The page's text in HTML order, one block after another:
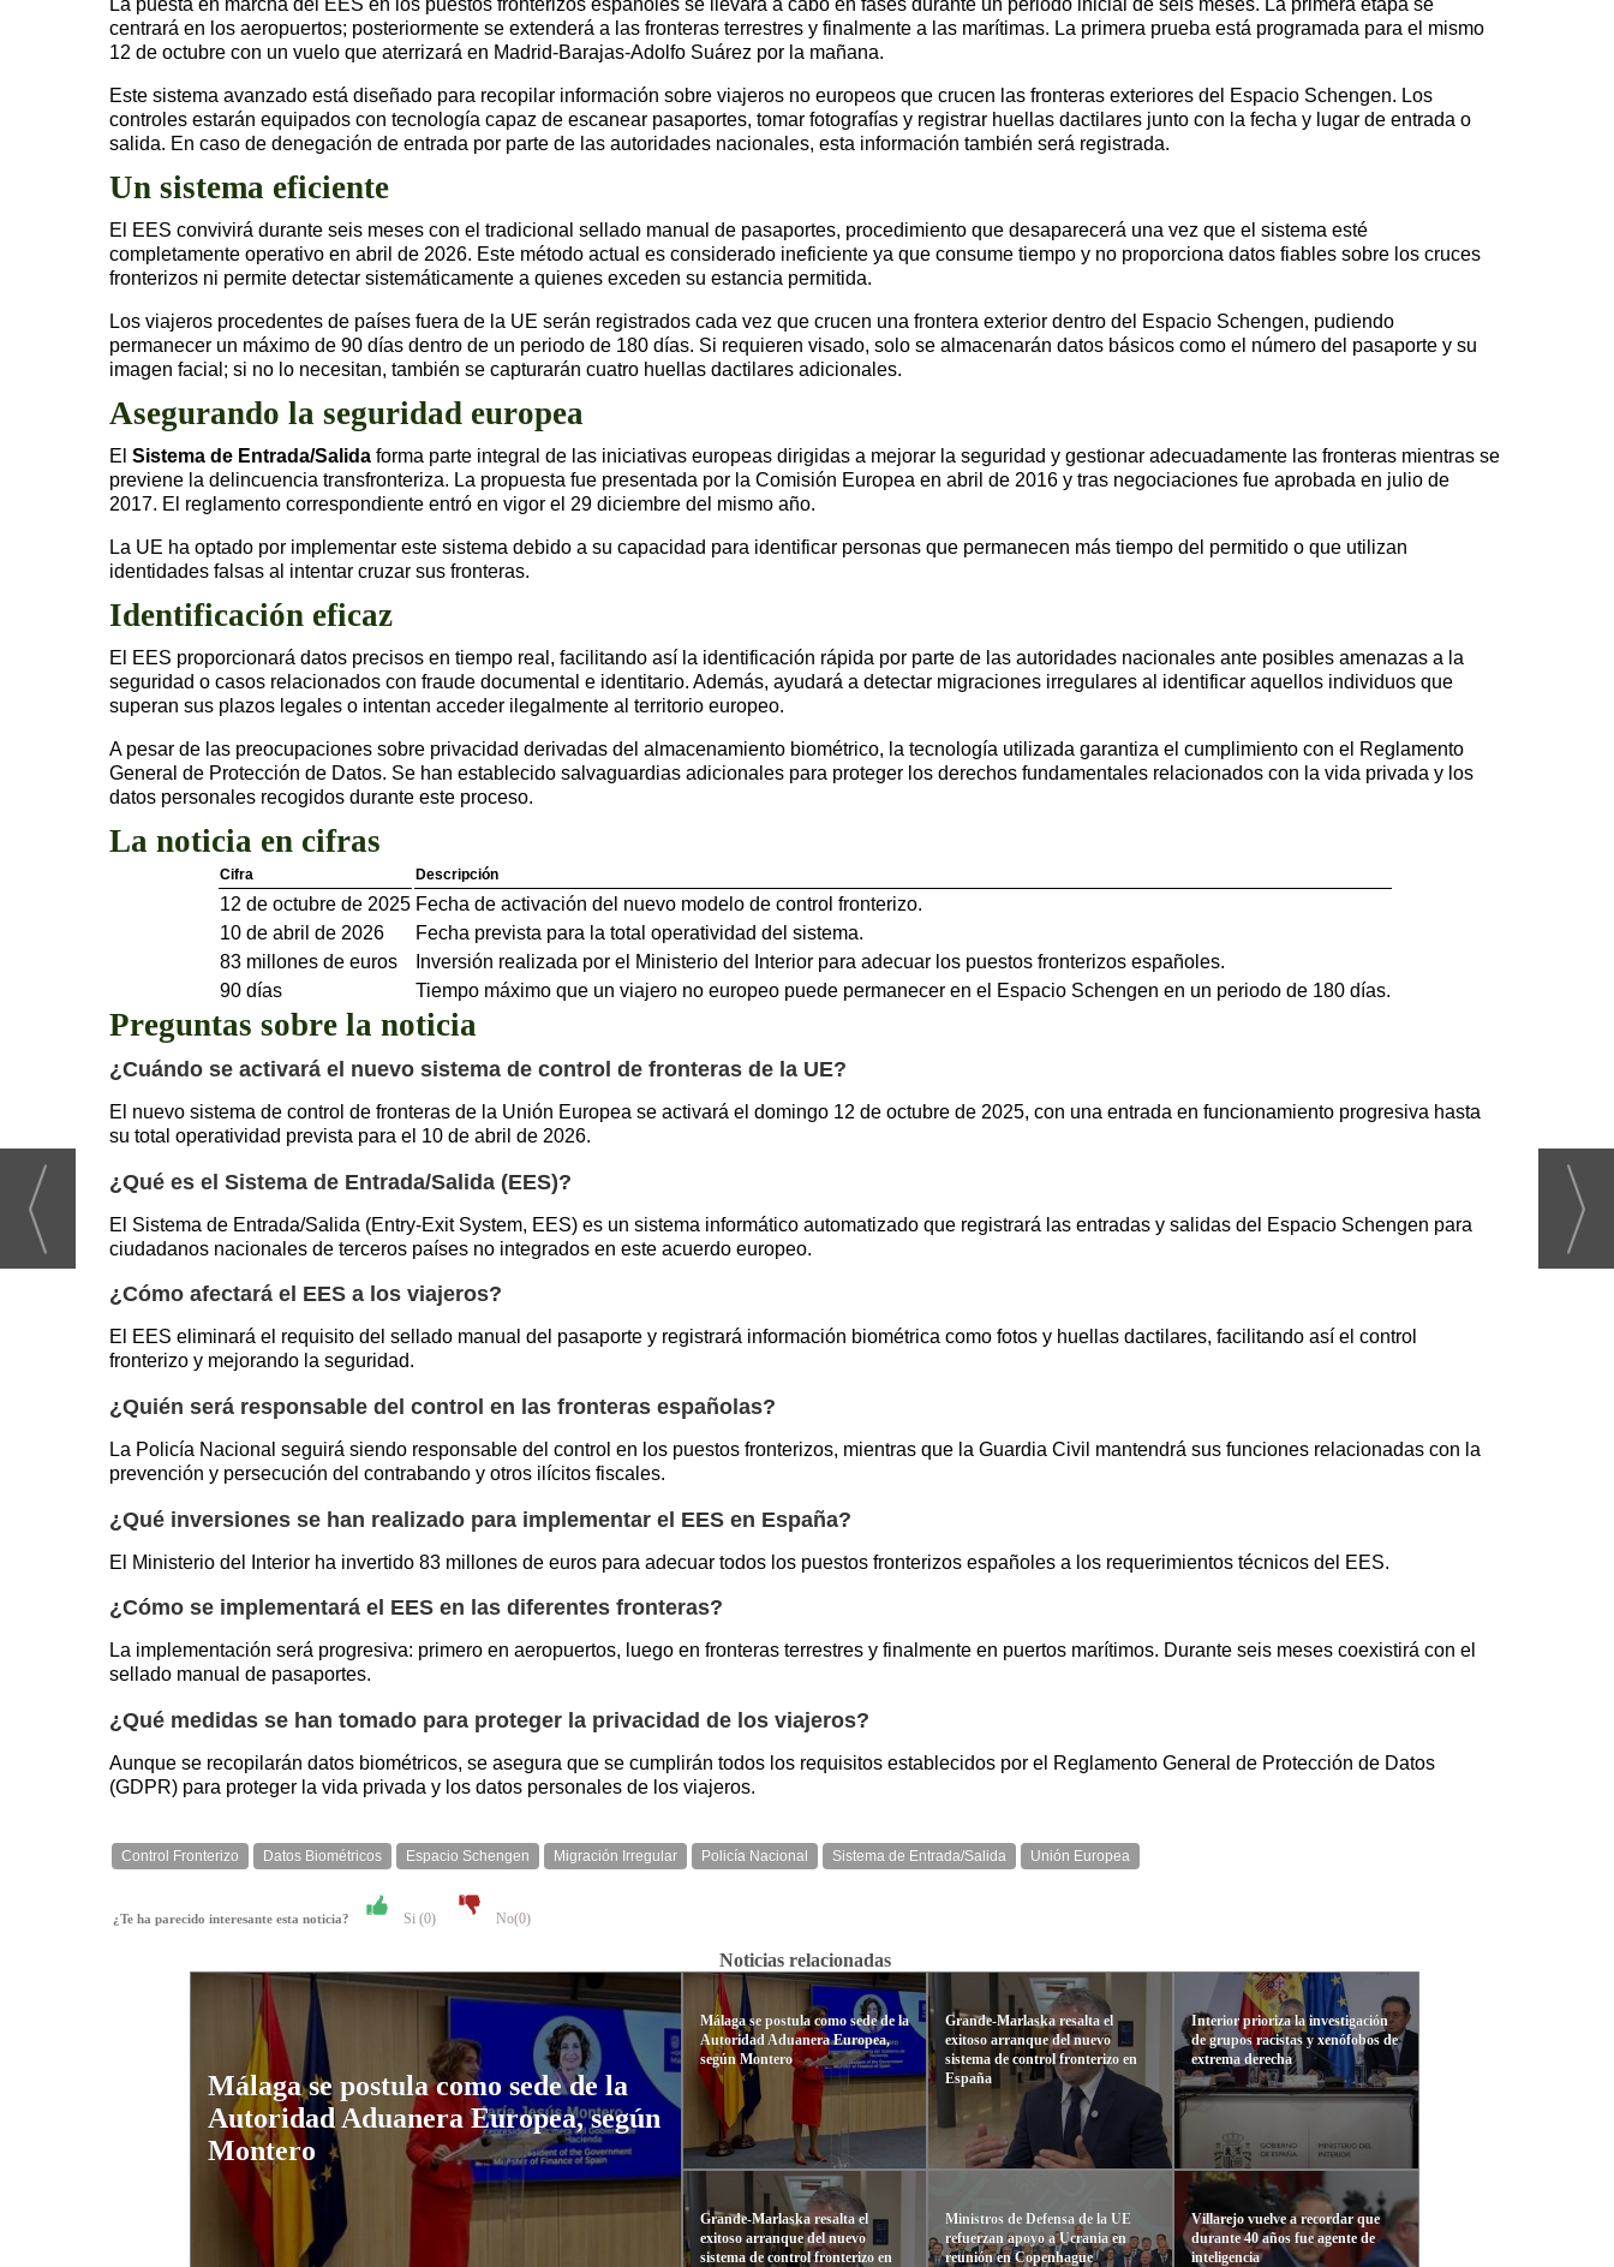
centrará en los aeropuertos; posteriormente se extenderá a las fronteras terrestres y finalmente a las marítimas. La primera prueba está programada para el mismo
12 de octubre con un vuelo que aterrizará en Madrid-Barajas-Adolfo Suárez por la mañana.
Este sistema avanzado está diseñado para recopilar información sobre viajeros no europeos que crucen las fronteras exteriores del Espacio Schengen. Los
controles estarán equipados con tecnología capaz de escanear pasaportes, tomar fotografías y registrar huellas dactilares junto con la fecha y lugar de entrada o
salida. En caso de denegación de entrada por parte de las autoridades nacionales, esta información también será registrada.
Un sistema eficiente
El EES convivirá durante seis meses con el tradicional sellado manual de pasaportes, procedimiento que desaparecerá una vez que el sistema esté
completamente operativo en abril de 2026. Este método actual es considerado ineficiente ya que consume tiempo y no proporciona datos fiables sobre los cruces
fronterizos ni permite detectar sistemáticamente a quienes exceden su estancia permitida.
Los viajeros procedentes de países fuera de la UE serán registrados cada vez que crucen una frontera exterior dentro del Espacio Schengen, pudiendo
permanecer un máximo de 90 días dentro de un periodo de 180 días. Si requieren visado, solo se almacenarán datos básicos como el número del pasaporte y su
imagen facial; si no lo necesitan, también se capturarán cuatro huellas dactilares adicionales.
Asegurando la seguridad europea
El Sistema de Entrada/Salida forma parte integral de las iniciativas europeas dirigidas a mejorar la seguridad y gestionar adecuadamente las fronteras mientras se
previene la delincuencia transfronteriza. La propuesta fue presentada por la Comisión Europea en abril de 2016 y tras negociaciones fue aprobada en julio de
2017. El reglamento correspondiente entró en vigor el 29 diciembre del mismo año.
La UE ha optado por implementar este sistema debido a su capacidad para identificar personas que permanecen más tiempo del permitido o que utilizan
identidades falsas al intentar cruzar sus fronteras.
Identificación eficaz
El EES proporcionará datos precisos en tiempo real, facilitando así la identificación rápida por parte de las autoridades nacionales ante posibles amenazas a la
seguridad o casos relacionados con fraude documental e identitario. Además, ayudará a detectar migraciones irregulares al identificar aquellos individuos que
superan sus plazos legales o intentan acceder ilegalmente al territorio europeo.
A pesar de las preocupaciones sobre privacidad derivadas del almacenamiento biométrico, la tecnología utilizada garantiza el cumplimiento con el Reglamento
General de Protección de Datos. Se han establecido salvaguardias adicionales para proteger los derechos fundamentales relacionados con la vida privada y los
datos personales recogidos durante este proceso.
La noticia en cifras
Cifra Descripción
12 de octubre de 2025 Fecha de activación del nuevo modelo de control fronterizo.
10 de abril de 2026
Fecha prevista para la total operatividad del sistema.
83 millones de euros
Inversión realizada por el Ministerio del Interior para adecuar los puestos fronterizos españoles.
90 días
Tiempo máximo que un viajero no europeo puede permanecer en el Espacio Schengen en un periodo de 180 días.
Preguntas sobre la noticia
¿Cuándo se activará el nuevo sistema de control de fronteras de la UE?
El nuevo sistema de control de fronteras de la Unión Europea se activará el domingo 12 de octubre de 2025, con una entrada en funcionamiento progresiva hasta
su total operatividad prevista para el 10 de abril de 2026.
¿Qué es el Sistema de Entrada/Salida (EES)?
El Sistema de Entrada/Salida (Entry-Exit System, EES) es un sistema informático automatizado que registrará las entradas y salidas del Espacio Schengen para
ciudadanos nacionales de terceros países no integrados en este acuerdo europeo.
¿Cómo afectará el EES a los viajeros?
El EES eliminará el requisito del sellado manual del pasaporte y registrará información biométrica como fotos y huellas dactilares, facilitando así el control
fronterizo y mejorando la seguridad.
¿Quién será responsable del control en las fronteras españolas?
La Policía Nacional seguirá siendo responsable del control en los puestos fronterizos, mientras que la Guardia Civil mantendrá sus funciones relacionadas con la
prevención y persecución del contrabando y otros ilícitos fiscales.
¿Qué inversiones se han realizado para implementar el EES en España?
El Ministerio del Interior ha invertido 83 millones de euros para adecuar todos los puestos fronterizos españoles a los requerimientos técnicos del EES.
¿Cómo se implementará el EES en las diferentes fronteras?
La implementación será progresiva: primero en aeropuertos, luego en fronteras terrestres y finalmente en puertos marítimos. Durante seis meses coexistirá con el
sellado manual de pasaportes.
¿Qué medidas se han tomado para proteger la privacidad de los viajeros?
Aunque se recopilarán datos biométricos, se asegura que se cumplirán todos los requisitos establecidos por el Reglamento General de Protección de Datos
(GDPR) para proteger la vida privada y los datos personales de los viajeros.
Control Fronterizo Datos Biométricos Espacio Schengen Migración Irregular Policía Nacional Sistema de Entrada/Salida Unión Europea
¿Te ha parecido interesante esta noticia? Si (0) No(0)
Noticias relacionadas
Málaga se postula como sede de la
Autoridad Aduanera Europea, según
Montero
Málaga se postula como sede de la
Autoridad Aduanera Europea,
según Montero
Grande-Marlaska resalta el
exitoso arranque del nuevo
sistema de control fronterizo en
Grande-Marlaska resalta el
exitoso arranque del nuevo
sistema de control fronterizo en
España
Ministros de Defensa de la UE
refuerzan apoyo a Ucrania en
reunión en Copenhague
Interior prioriza la investigación
de grupos racistas y xenófobos de
extrema derecha
Villarejo vuelve a recordar que
durante 40 años fue agente de
inteligencia